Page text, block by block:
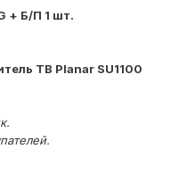
+ Б/П 1 шт.
ТВ Planar SU1100